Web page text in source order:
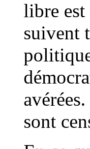
libre
suivent
sont